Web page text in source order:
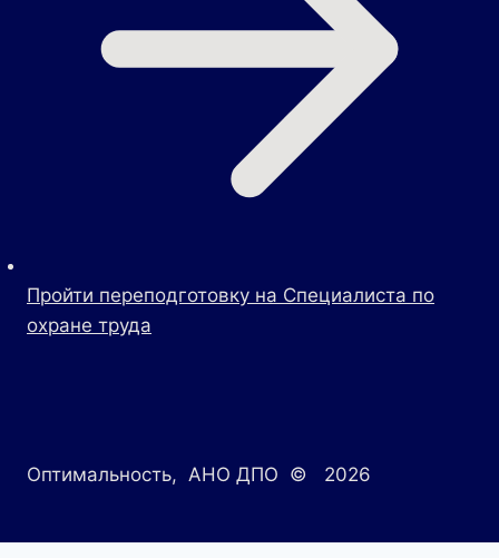
Пройти переподготовку на Специалиста по
охране труда
Оптимальность, АНО ДПО © 2026